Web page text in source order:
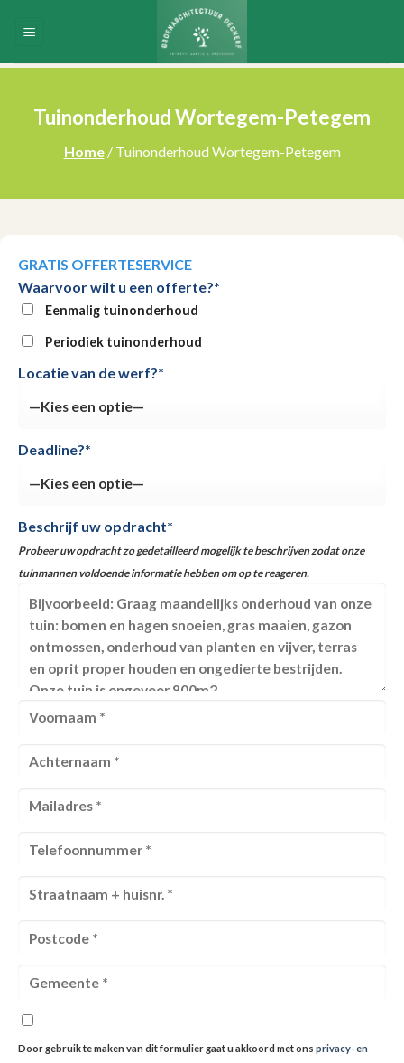
Tuinonderhoud Wortegem-Petegem
Home/ Tuinonderhoud Wortegem-Petegem
GRATIS OFFERTESERVICE
Waarvoor wilt u een offerte?*
Eenmalig tuinonderhoud
Periodiek tuinonderhoud
Locatie van de werf?*
Deadline?*
Beschrijf uw opdracht*
Probeer uw opdracht zo gedetailleerd mogelijk te beschrijven zodat onze
tuinmannen voldoende informatie hebben om op te reageren.
Door gebruik te maken van dit formulier gaat u akkoord met ons privacy- en